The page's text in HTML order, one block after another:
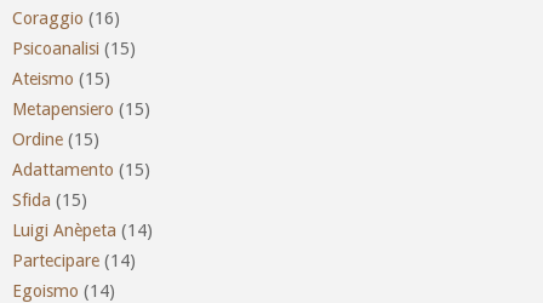
Coraggio (16)
Psicoanalisi (15)
Ateismo (15)
Metapensiero (15)
Ordine (15)
Adattamento (15)
Sfida (15)
Luigi Anèpeta (14)
Partecipare (14)
Egoismo (14)